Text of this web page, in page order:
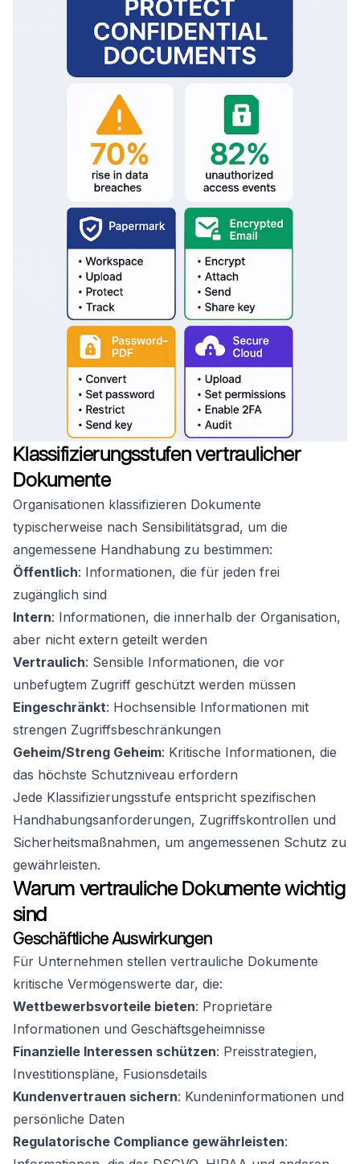
Klassifizierungsstufen vertraulicher
Dokumente
Organisationen klassifizieren Dokumente
typischerweise nach Sensibilitätsgrad, um die
angemessene Handhabung zu bestimmen:
Öffentlich: Informationen, die für jeden frei
zugänglich sind
Intern: Informationen, die innerhalb der Organisation,
aber nicht extern geteilt werden
Vertraulich: Sensible Informationen, die vor
unbefugtem Zugriff geschützt werden müssen
Eingeschränkt: Hochsensible Informationen mit
strengen Zugriffsbeschränkungen
Geheim/Streng Geheim: Kritische Informationen, die
das höchste Schutzniveau erfordern
Jede Klassifizierungsstufe entspricht spezifischen
Handhabungsanforderungen, Zugriffskontrollen und
Sicherheitsmaßnahmen, um angemessenen Schutz zu
gewährleisten.
Warum vertrauliche Dokumente wichtig
sind
Geschäftliche Auswirkungen
Für Unternehmen stellen vertrauliche Dokumente
kritische Vermögenswerte dar, die:
Wettbewerbsvorteile bieten: Proprietäre
Informationen und Geschäftsgeheimnisse
Finanzielle Interessen schützen: Preisstrategien,
Investitionspläne, Fusionsdetails
Kundenvertrauen sichern: Kundeninformationen und
persönliche Daten
Regulatorische Compliance gewährleisten: